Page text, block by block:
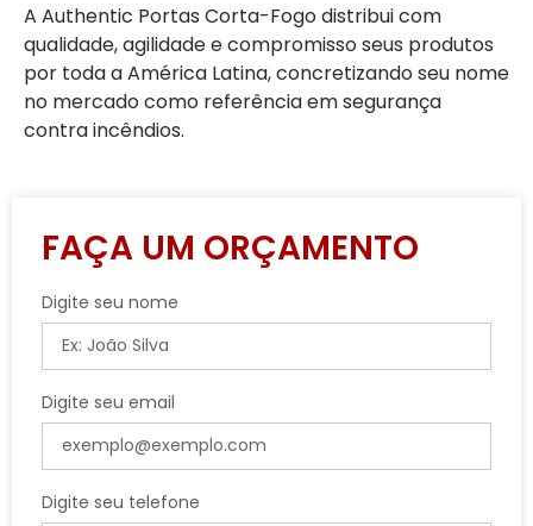
A Authentic Portas Corta-Fogo distribui com
qualidade, agilidade e compromisso seus produtos
por toda a América Latina, concretizando seu nome
no mercado como referência em segurança
contra incêndios.
FAÇA UM ORÇAMENTO
Digite seu nome
Digite seu email
Digite seu telefone